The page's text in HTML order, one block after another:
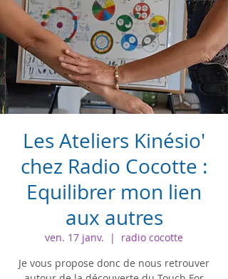
Les Ateliers Kinésio'
chez Radio Cocotte :
Equilibrer mon lien
aux autres
ven. 17 janv.
  |
radio cocotte
Je vous propose donc de nous retrouver